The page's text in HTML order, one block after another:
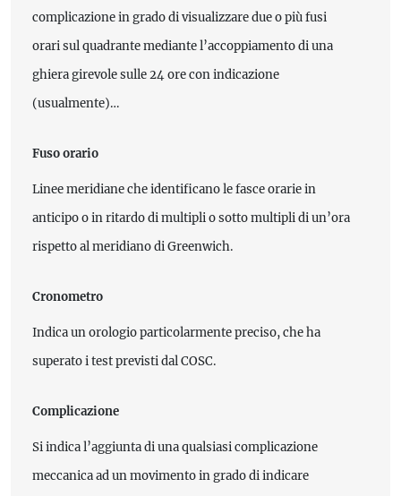
complicazione in grado di visualizzare due o più fusi
orari sul quadrante mediante l’accoppiamento di una
ghiera girevole sulle 24 ore con indicazione
(usualmente)…
Fuso orario
Linee meridiane che identificano le fasce orarie in
anticipo o in ritardo di multipli o sotto multipli di un’ora
rispetto al meridiano di Greenwich.
Cronometro
Indica un orologio particolarmente preciso, che ha
superato i test previsti dal COSC.
Complicazione
Si indica l’aggiunta di una qualsiasi complicazione
meccanica ad un movimento in grado di indicare